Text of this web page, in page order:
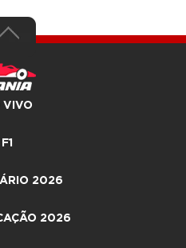
VIVO
F1
2026
2026